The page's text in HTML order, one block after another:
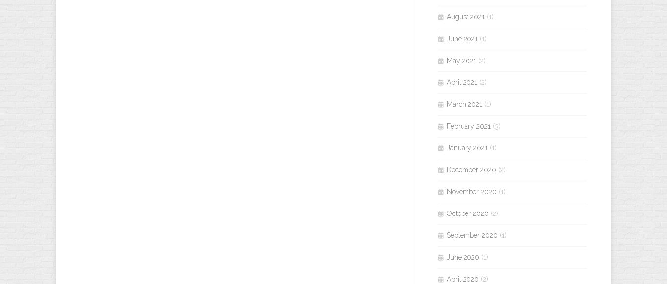
August 2021 (1)
June 2021 (1)
May 2021 (2)
April 2021 (2)
March 2021 (1)
February 2021 (3)
January 2021 (1)
December 2020 (2)
November 2020 (1)
October 2020 (2)
September 2020 (1)
June 2020 (1)
April 2020 (2)